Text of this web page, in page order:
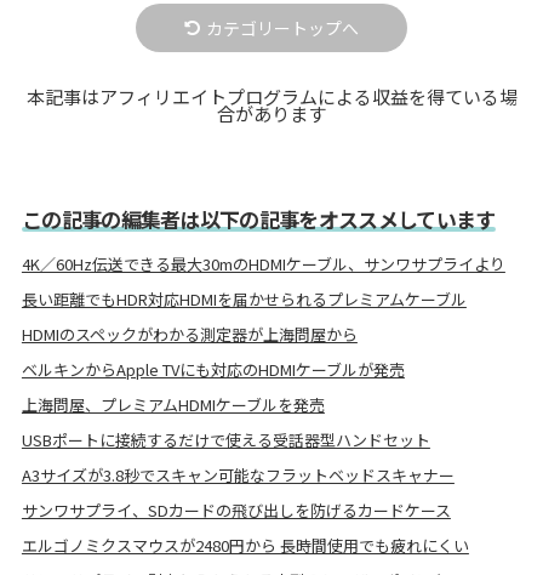
カテゴリートップへ
本記事はアフィリエイトプログラムによる収益を得ている場
合があります
この記事の編集者は以下の記事をオススメしています
4K／60Hz伝送できる最大30mのHDMIケーブル、サンワサプライより
長い距離でもHDR対応HDMIを届かせられるプレミアムケーブル
HDMIのスペックがわかる測定器が上海問屋から
ベルキンからApple TVにも対応のHDMIケーブルが発売
上海問屋、プレミアムHDMIケーブルを発売
USBポートに接続するだけで使える受話器型ハンドセット
A3サイズが3.8秒でスキャン可能なフラットベッドスキャナー
サンワサプライ、SDカードの飛び出しを防げるカードケース
エルゴノミクスマウスが2480円から 長時間使用でも疲れにくい